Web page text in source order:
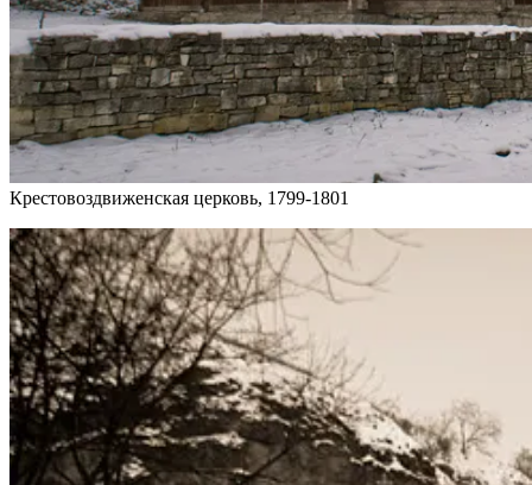
Крестовоздвиженская церковь, 1799-1801